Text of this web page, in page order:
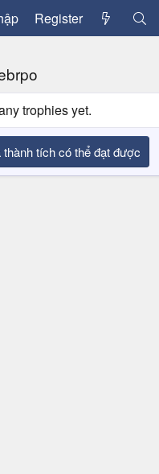
Register
trophies yet.
thành tích có thể đạt được